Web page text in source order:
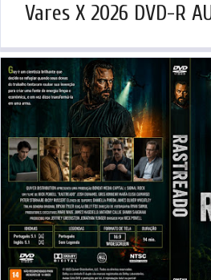
Vares X 2026 DVD-R